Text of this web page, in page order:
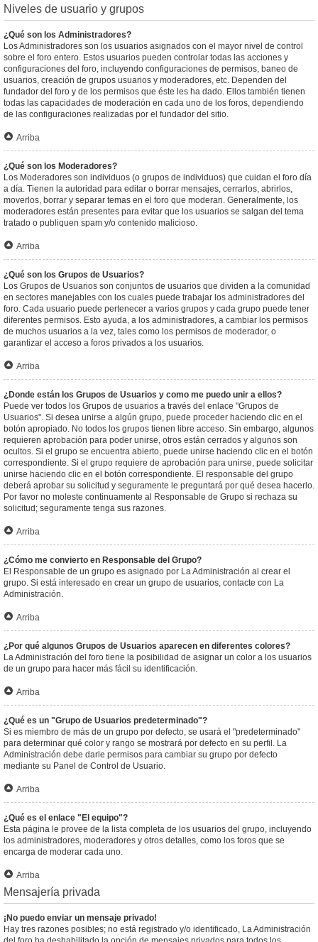
Niveles de usuario y grupos
¿Qué son los Administradores?
Los Administradores son los usuarios asignados con el mayor nivel de control
sobre el foro entero. Estos usuarios pueden controlar todas las acciones y
configuraciones del foro, incluyendo configuraciones de permisos, baneo de
usuarios, creación de grupos usuarios y moderadores, etc. Dependen del
fundador del foro y de los permisos que éste les ha dado. Ellos también tienen
todas las capacidades de moderación en cada uno de los foros, dependiendo
de las configuraciones realizadas por el fundador del sitio.
Arriba
¿Qué son los Moderadores?
Los Moderadores son individuos (o grupos de individuos) que cuidan el foro día
a día. Tienen la autoridad para editar o borrar mensajes, cerrarlos, abrirlos,
moverlos, borrar y separar temas en el foro que moderan. Generalmente, los
moderadores están presentes para evitar que los usuarios se salgan del tema
tratado o publiquen spam y/o contenido malicioso.
Arriba
¿Qué son los Grupos de Usuarios?
Los Grupos de Usuarios son conjuntos de usuarios que dividen a la comunidad
en sectores manejables con los cuales puede trabajar los administradores del
foro. Cada usuario puede pertenecer a varios grupos y cada grupo puede tener
diferentes permisos. Esto ayuda, a los administradores, a cambiar los permisos
de muchos usuarios a la vez, tales como los permisos de moderador, o
garantizar el acceso a foros privados a los usuarios.
Arriba
¿Donde están los Grupos de Usuarios y como me puedo unir a ellos?
Puede ver todos los Grupos de usuarios a través del enlace "Grupos de
Usuarios". Si desea unirse a algún grupo, puede proceder haciendo clic en el
botón apropiado. No todos los grupos tienen libre acceso. Sin embargo, algunos
requieren aprobación para poder unirse, otros están cerrados y algunos son
ocultos. Si el grupo se encuentra abierto, puede unirse haciendo clic en el botón
correspondiente. Si el grupo requiere de aprobación para unirse, puede solicitar
unirse haciendo clic en el botón correspondiente. El responsable del grupo
deberá aprobar su solicitud y seguramente le preguntará por qué desea hacerlo.
Por favor no moleste continuamente al Responsable de Grupo si rechaza su
solicitud; seguramente tenga sus razones.
Arriba
¿Cómo me convierto en Responsable del Grupo?
El Responsable de un grupo es asignado por La Administración al crear el
grupo. Si está interesado en crear un grupo de usuarios, contacte con La
Administración.
Arriba
¿Por qué algunos Grupos de Usuarios aparecen en diferentes colores?
La Administración del foro tiene la posibilidad de asignar un color a los usuarios
de un grupo para hacer más fácil su identificación.
Arriba
¿Qué es un "Grupo de Usuarios predeterminado"?
Si es miembro de más de un grupo por defecto, se usará el "predeterminado"
para determinar qué color y rango se mostrará por defecto en su perfil. La
Administración debe darle permisos para cambiar su grupo por defecto
mediante su Panel de Control de Usuario.
Arriba
¿Qué es el enlace "El equipo"?
Esta página le provee de la lista completa de los usuarios del grupo, incluyendo
los administradores, moderadores y otros detalles, como los foros que se
encarga de moderar cada uno.
Arriba
Mensajería privada
¡No puedo enviar un mensaje privado!
Hay tres razones posibles; no está registrado y/o identificado, La Administración